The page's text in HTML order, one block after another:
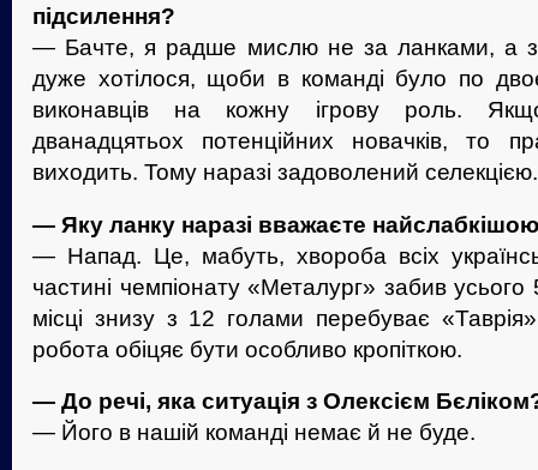
підсилення?
— Бачте, я радше мислю не за ланками, а
дуже хотілося, щоби в команді було по
виконавців на кожну ігрову роль.
дванадцятьох потенційних новачків, то
виходить. Тому наразі задоволений селекцією.
— Яку ланку наразі вважаєте
— Напад. Це, мабуть, хвороба всіх
частині чемпіонату «Металург» забив усього
місці знизу з 12 голами перебуває
робота обіцяє бути особливо кропіткою.
— До речі, яка ситуація з Олексієм
— Його в нашій команді немає й не буде.